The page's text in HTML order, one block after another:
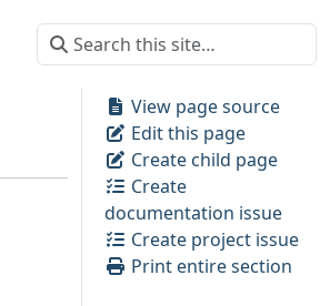
View page source
Edit this page
Create child page
Create
documentation issue
Create project issue
Print entire section